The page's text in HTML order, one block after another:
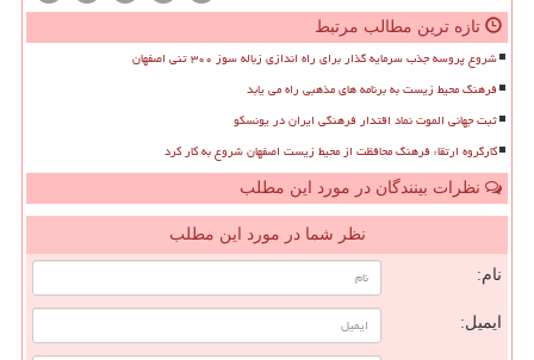
تازه ترین مطالب مرتبط
شروع پروسه جذب سرمایه گذار برای راه اندازی زباله سوز ۳۰۰ تنی اصفهان
فرهنگ محیط زیست به برنامه های مذهبی راه می یابد
ثبت جهانی الموت نماد اقتدار فرهنگی ایران در یونسکو
کارگروه ارتقاء فرهنگ محافظت از محیط زیست اصفهان شروع به کار کرد
نظرات بینندگان در مورد این مطلب
نظر شما در مورد این مطلب
نام:
ایمیل: